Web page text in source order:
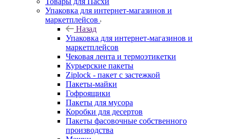
Упаковка для интернет-магазинов и
маркетплейсов
Назад
Упаковка для интернет-магазинов и
маркетплейсов
Чековая лента и термоэтикетки
Курьерские пакеты
Ziplock - пакет с застежкой
Пакеты-майки
Гофроящики
Пакеты для мусора
Коробки для десертов
Пакеты фасовочные собственного
производства